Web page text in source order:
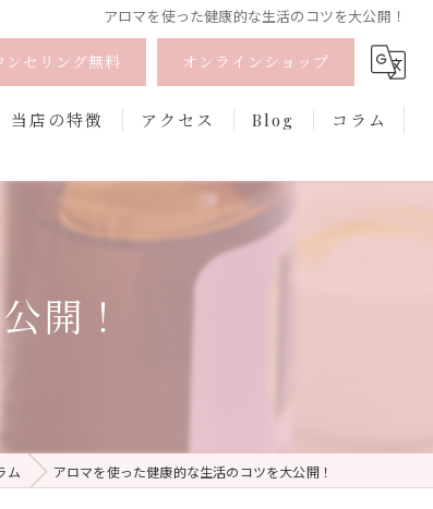
アロマを使った健康的な生活のコツを大公開！
ンセリング無料 オンラインショップ
当店の特徴
フェムケア
アクセス Blog コラム
開！
ム アロマを使った健康的な生活のコツを大公開！